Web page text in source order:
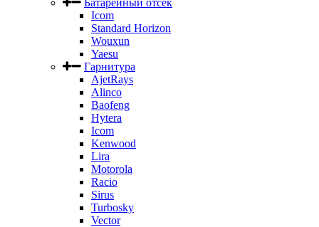
Батарейный отсек
Icom
Standard Horizon
Wouxun
Yaesu
Гарнитура
AjetRays
Alinco
Baofeng
Hytera
Icom
Kenwood
Lira
Motorola
Racio
Sirus
Turbosky
Vector